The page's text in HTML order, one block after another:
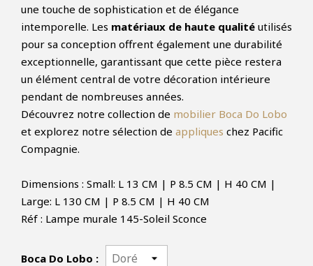
une touche de sophistication et de élégance
intemporelle. Les matériaux de haute qualité utilisés
pour sa conception offrent également une durabilité
exceptionnelle, garantissant que cette pièce restera
un élément central de votre décoration intérieure
pendant de nombreuses années.
Découvrez notre collection de mobilier Boca Do Lobo
et explorez notre sélection de appliques chez Pacific
Compagnie.
Dimensions : Small: L 13 CM | P 8.5 CM | H 40 CM |
Large: L 130 CM | P 8.5 CM | H 40 CM
Réf : Lampe murale 145-Soleil Sconce
Boca Do Lobo :